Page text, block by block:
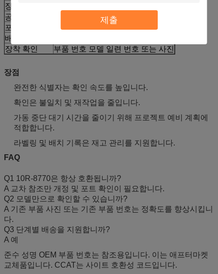
제출
장착 모델
공급 유형
애프터마켓 교체
포장
수출 포장 라벨링 가능
배송
장착 확인
부품 번호 모델 일련 번호 또는 사진
장점
완전한 식별자는 확인 속도를 높입니다.
확인은 불일치 및 재작업을 줄입니다.
가동 중단 대기 시간을 줄이기 위해 프로젝트 예비 계획에
적합합니다.
라벨링 및 배치 기록은 재고 관리를 지원합니다.
FAQ
Q1 10R-8770은 항상 호환됩니까?
A 교차 참조만 개정 및 포트 확인이 필요합니다.
Q2 모델만으로 확인할 수 있습니까?
A 기존 부품 사진 또는 기존 부품 번호는 정확도를 향상시킵니
다.
Q3 단계별 배송을 지원합니까?
A 예
준수 성명 OEM 부품 번호는 참조용입니다. 이는 애프터마켓
교체품입니다. CCAT는 사이트 호환성 코드입니다.